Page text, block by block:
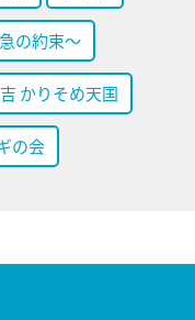
の約束～
かりそめ天国
の会